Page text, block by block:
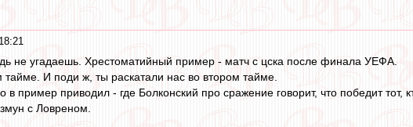
не угадаешь. Хрестоматийный пример - матч с цска после финала УЕФА.
тайме. И поди ж, ты раскатали нас во втором тайме.
в пример приводил - где Болконский про сражение говорит, что победит тот,
с Ловреном.